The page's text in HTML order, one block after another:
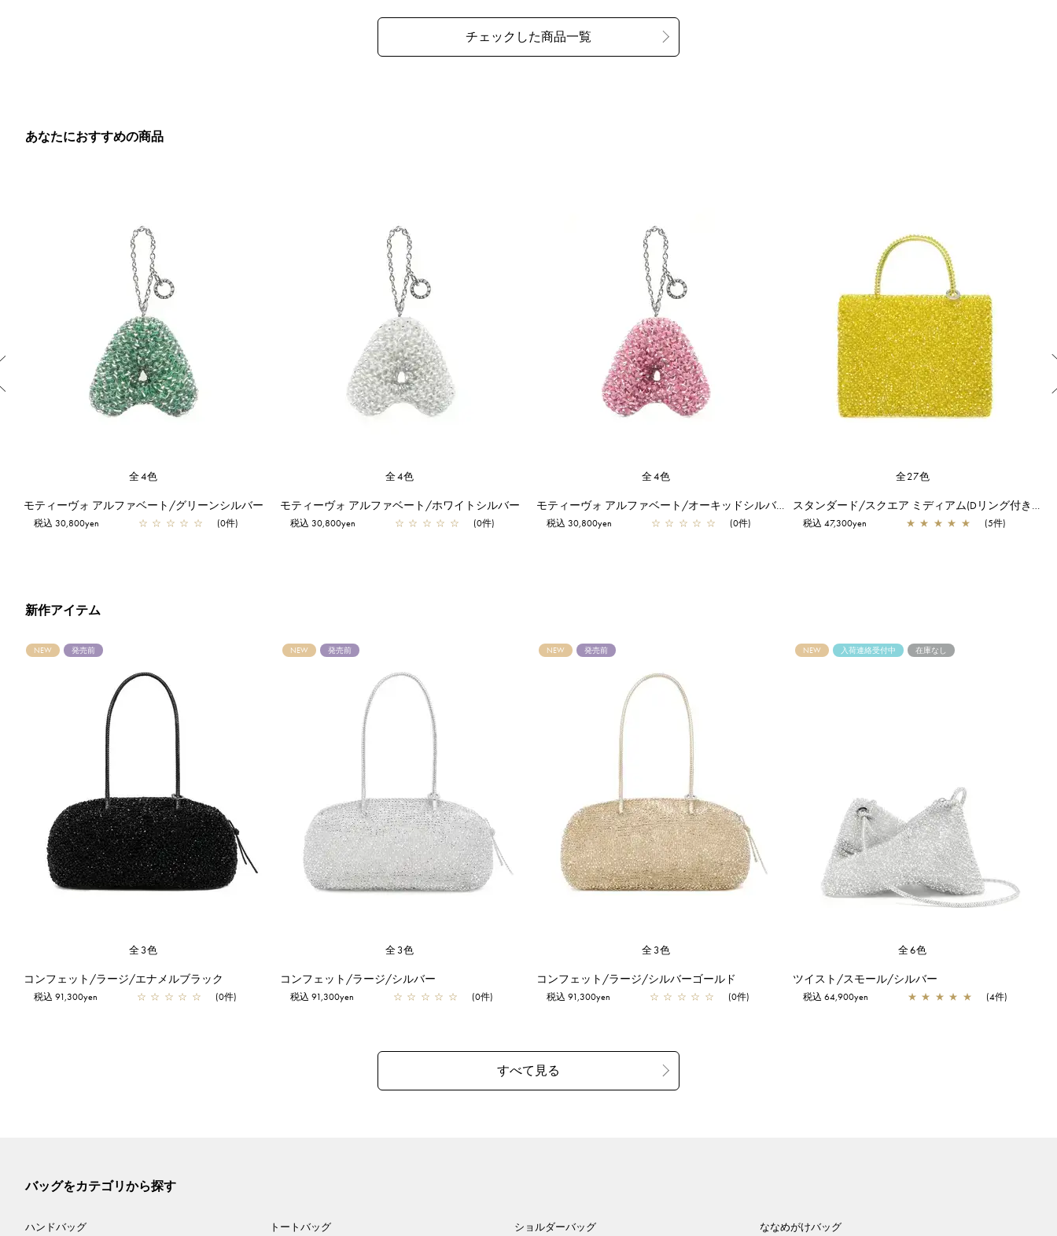
あなたにおすすめの商品
全4色
モティーヴォ アルファベート/グリーンシルバー
税込 30,800yen ☆ ☆ ☆ ☆ ☆ (0件)
全4色
モティーヴォ アルファベート/ホワイトシルバー
税込 30,800yen ☆ ☆ ☆ ☆ ☆ (0件)
全4色
モティーヴォ アルファベート/オーキッドシルバー
税込 30,800yen ☆ ☆ ☆ ☆ ☆ (0件)
全27色
スタンダード/スクエア ミディアム(Dリング付き)/マスタードイエロー
税込 47,300yen ★ ★ ★ ★ ★ (5件)
新作アイテム
NEW 発売前
全3色
コンフェット/ラージ/エナメルブラック
税込 91,300yen ☆ ☆ ☆ ☆ ☆ (0件)
NEW 発売前
全3色
コンフェット/ラージ/シルバー
税込 91,300yen ☆ ☆ ☆ ☆ ☆ (0件)
NEW 発売前
全3色
コンフェット/ラージ/シルバーゴールド
税込 91,300yen ☆ ☆ ☆ ☆ ☆ (0件)
NEW 入荷連絡受付中 在庫なし
全6色
ツイスト/スモール/シルバー
税込 64,900yen ★ ★ ★ ★ ★ (4件)
バッグをカテゴリから探す
ハンドバッグ トートバッグ ショルダーバッグ ななめがけバッグ